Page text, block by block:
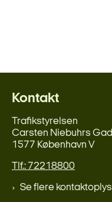
Kontakt
Trafikstyrelsen
Carsten Niebuhrs
1577 København V
Tlf.: 72218800
Se flere